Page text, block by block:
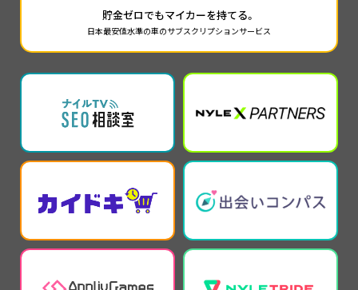
貯金ゼロでもマイカーを持てる。
日本最安値水準の車のサブスクリプションサービス